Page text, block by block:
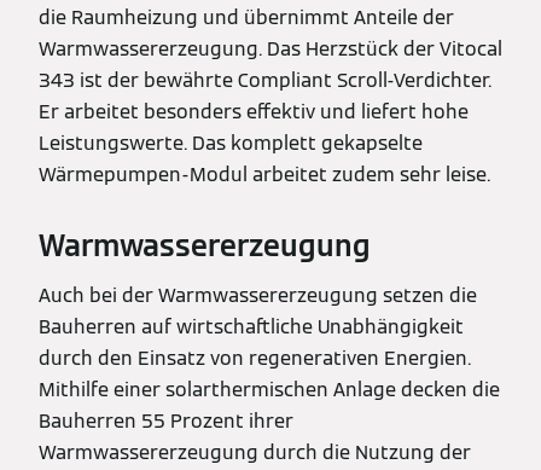
die Raumheizung und übernimmt Anteile der
Warmwassererzeugung. Das Herzstück der Vitocal
343 ist der bewährte Compliant Scroll-Verdichter.
Er arbeitet besonders effektiv und liefert hohe
Leistungswerte. Das komplett gekapselte
Wärmepumpen-Modul arbeitet zudem sehr leise.
Warmwassererzeugung
Auch bei der Warmwassererzeugung setzen die
Bauherren auf wirtschaftliche Unabhängigkeit
durch den Einsatz von regenerativen Energien.
Mithilfe einer solarthermischen Anlage decken die
Bauherren 55 Prozent ihrer
Warmwassererzeugung durch die Nutzung der